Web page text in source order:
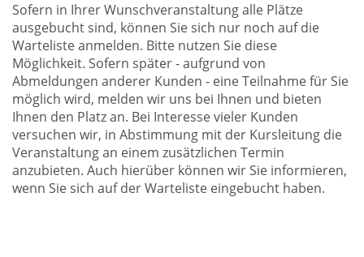
Sofern in Ihrer Wunschveranstaltung alle Plätze
ausgebucht sind, können Sie sich nur noch auf die
Warteliste anmelden. Bitte nutzen Sie diese
Möglichkeit. Sofern später - aufgrund von
Abmeldungen anderer Kunden - eine Teilnahme für Sie
möglich wird, melden wir uns bei Ihnen und bieten
Ihnen den Platz an. Bei Interesse vieler Kunden
versuchen wir, in Abstimmung mit der Kursleitung die
Veranstaltung an einem zusätzlichen Termin
anzubieten. Auch hierüber können wir Sie informieren,
wenn Sie sich auf der Warteliste eingebucht haben.